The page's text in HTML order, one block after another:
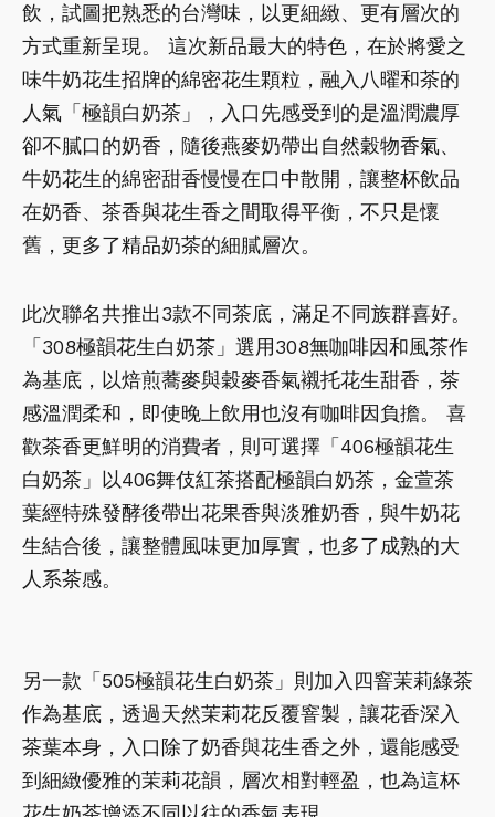
飲，試圖把熟悉的台灣味，以更細緻、更有層次的
方式重新呈現。 這次新品最大的特色，在於將愛之
味牛奶花生招牌的綿密花生顆粒，融入八曜和茶的
人氣「極韻白奶茶」，入口先感受到的是溫潤濃厚
卻不膩口的奶香，隨後燕麥奶帶出自然穀物香氣、
牛奶花生的綿密甜香慢慢在口中散開，讓整杯飲品
在奶香、茶香與花生香之間取得平衡，不只是懷
舊，更多了精品奶茶的細膩層次。
此次聯名共推出3款不同茶底，滿足不同族群喜好。
「308極韻花生白奶茶」選用308無咖啡因和風茶作
為基底，以焙煎蕎麥與穀麥香氣襯托花生甜香，茶
感溫潤柔和，即使晚上飲用也沒有咖啡因負擔。 喜
歡茶香更鮮明的消費者，則可選擇「406極韻花生
白奶茶」以406舞伎紅茶搭配極韻白奶茶，金萱茶
葉經特殊發酵後帶出花果香與淡雅奶香，與牛奶花
生結合後，讓整體風味更加厚實，也多了成熟的大
人系茶感。
另一款「505極韻花生白奶茶」則加入四窨茉莉綠茶
作為基底，透過天然茉莉花反覆窨製，讓花香深入
茶葉本身，入口除了奶香與花生香之外，還能感受
到細緻優雅的茉莉花韻，層次相對輕盈，也為這杯